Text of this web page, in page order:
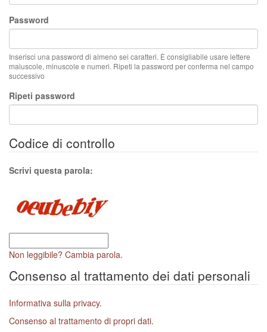
Password
Inserisci una password di almeno sei caratteri. È consigliabile usare lettere
maiuscole, minuscole e numeri. Ripeti la password per conferma nel campo
successivo
Ripeti password
Codice di controllo
Scrivi questa parola:
Non leggibile? Cambia parola.
Consenso al trattamento dei dati personali
Informativa sulla privacy.
Consenso al trattamento di propri dati.